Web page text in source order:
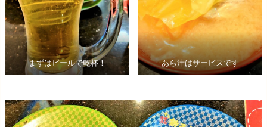
まずはビールで乾杯！ あら汁はサービスです